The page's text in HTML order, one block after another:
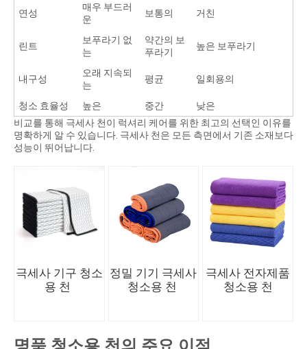
연성
매우 부드러
운
보통의 거친
린트
보푸라기 없
는
약간의 보
푸라기
높은 보푸라기
내구성
오래 지속되
는
평균 일회용의
청소 효율성 높은 중간
낮은
비교를 통해 극세사 천이 럭셔리 케어를 위한 최고의 선택인 이유를
명확하게 알 수 있습니다. 극세사 천은 모든 측면에서 기존 소재보다
성능이 뛰어납니다.
극세사 기구 청소
용 천
정밀 기기 극세사
청소용 천
극세사 전자제품
청소용 천